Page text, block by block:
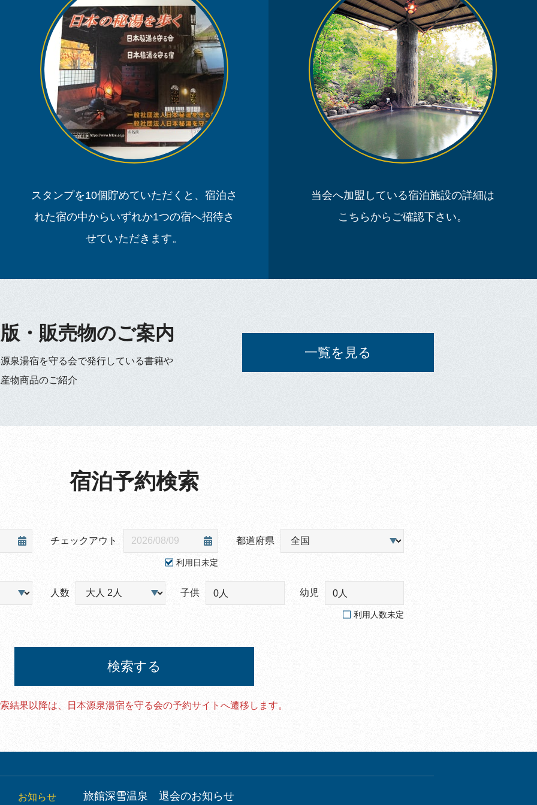
スタンプを10個貯めていただくと、宿泊さ
れた宿の中からいずれか1つの宿へ招待さ
せていただきます。
当会へ加盟している宿泊施設の詳細は
こちらからご確認下さい。
・販売物のご案内
泉湯宿を守る会で発行している書籍や
物商品のご紹介
一覧を見る
宿泊予約検索
チェックアウト
利用日未定
都道府県
人数 子供 0人 幼児 0人
利用人数未定
検索する
結果以降は、日本源泉湯宿を守る会の予約サイトへ遷移します。
お知らせ 旅館深雪温泉 退会のお知らせ